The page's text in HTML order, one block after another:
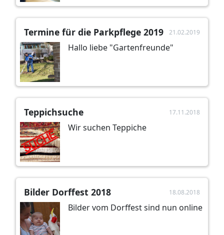
Termine für die Parkpflege 2019 21.02.2019
Hallo liebe "Gartenfreunde"
Teppichsuche 17.11.2018
Wir suchen Teppiche
Bilder Dorffest 2018 18.08.2018
Bilder vom Dorffest sind nun online